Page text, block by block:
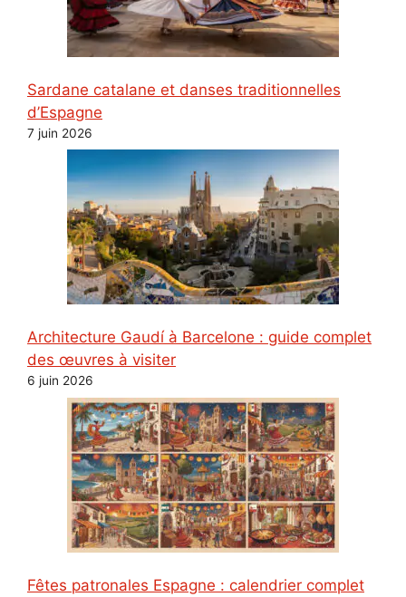
Sardane catalane et danses traditionnelles
d’Espagne
7 juin 2026
Architecture Gaudí à Barcelone : guide complet
des œuvres à visiter
6 juin 2026
Fêtes patronales Espagne : calendrier complet